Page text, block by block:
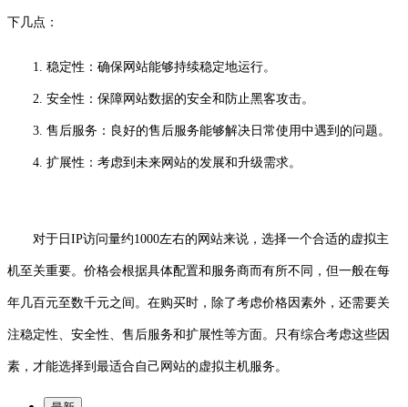
下几点：
1. 稳定性：确保网站能够持续稳定地运行。
2. 安全性：保障网站数据的安全和防止黑客攻击。
3. 售后服务：良好的售后服务能够解决日常使用中遇到的问题。
4. 扩展性：考虑到未来网站的发展和升级需求。
对于日IP访问量约1000左右的网站来说，选择一个合适的虚拟主
机至关重要。价格会根据具体配置和服务商而有所不同，但一般在每
年几百元至数千元之间。在购买时，除了考虑价格因素外，还需要关
注稳定性、安全性、售后服务和扩展性等方面。只有综合考虑这些因
素，才能选择到最适合自己网站的虚拟主机服务。